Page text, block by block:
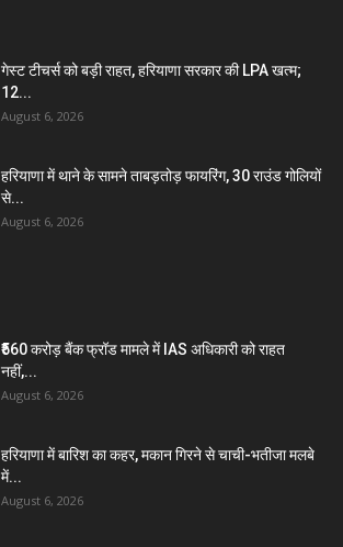
गेस्ट टीचर्स को बड़ी राहत, हरियाणा सरकार की LPA खत्म;
12...
August 6, 2026
हरियाणा में थाने के सामने ताबड़तोड़ फायरिंग, 30 राउंड गोलियों
से...
August 6, 2026
₹560 करोड़ बैंक फ्रॉड मामले में IAS अधिकारी को राहत
नहीं,...
August 6, 2026
हरियाणा में बारिश का कहर, मकान गिरने से चाची-भतीजा मलबे
में...
August 6, 2026